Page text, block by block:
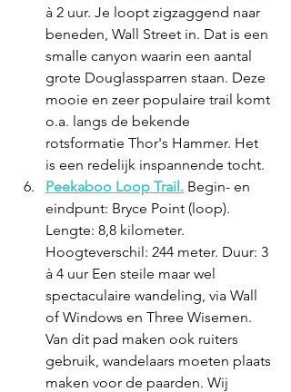
à 2 uur. Je loopt zigzaggend naar
beneden, Wall Street in. Dat is een
smalle canyon waarin een aantal
grote Douglassparren staan. Deze
mooie en zeer populaire trail komt
o.a. langs de bekende
rotsformatie Thor's Hammer. Het
is een redelijk inspannende tocht.
Peekaboo Loop Trail. Begin- en
eindpunt: Bryce Point (loop).
Lengte: 8,8 kilometer.
Hoogteverschil: 244 meter. Duur: 3
à 4 uur Een steile maar wel
spectaculaire wandeling, via Wall
of Windows en Three Wisemen.
Van dit pad maken ook ruiters
gebruik, wandelaars moeten plaats
maken voor de paarden. Wij